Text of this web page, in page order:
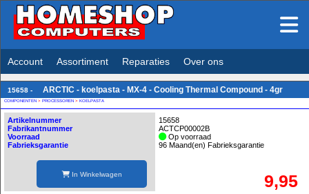
Account Assortiment Reparaties Over ons
15658 - ARCTIC - koelpasta - MX-4 - Cooling Thermal Compound - 4gr
COMPONENTEN > PROCESSOREN > KOELPASTA
Artikelnummer
Fabrikantnummer
Voorraad
Fabrieksgarantie
In Winkelwagen
15658
ACTCP00002B
Op voorraad
96 Maand(en) Fabrieksgarantie
9,95